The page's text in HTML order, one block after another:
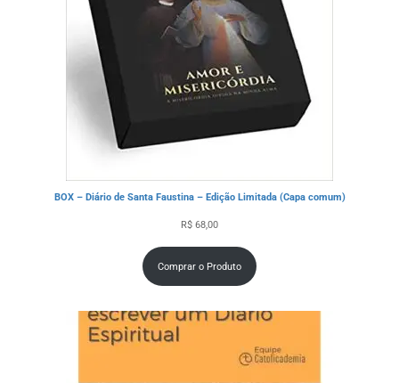
BOX – Diário de Santa Faustina – Edição Limitada (Capa comum)
R$ 68,00
Comprar o Produto